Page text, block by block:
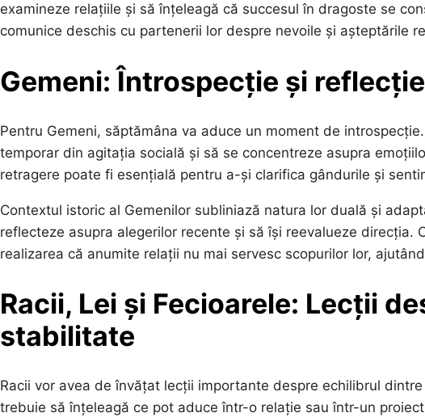
examineze relațiile și să înțeleagă că succesul în dragoste se
comunice deschis cu partenerii lor despre nevoile și așteptările
Gemeni: Întrospecție și reflecție
Pentru Gemeni, săptămâna va aduce un moment de
temporar din agitația socială și să se concentreze asupra
retragere poate fi esențială pentru a-și clarifica gândurile și
Contextul istoric al Gemenilor subliniază natura lor duală și
reflecteze asupra alegerilor recente și să își reevalueze direcția.
realizarea că anumite relații nu mai servesc scopurilor lor,
Racii, Lei și Fecioarele: Lecții
stabilitate
Racii vor avea de învățat lecții importante despre echilibrul
trebuie să înțeleagă ce pot aduce într-o relație sau într-un